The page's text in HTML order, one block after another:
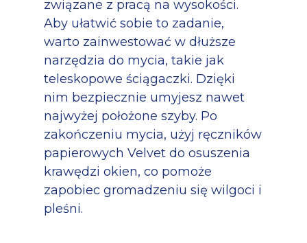
związane z pracą na wysokości.
Aby ułatwić sobie to zadanie,
warto zainwestować w dłuższe
narzędzia do mycia, takie jak
teleskopowe ściągaczki. Dzięki
nim bezpiecznie umyjesz nawet
najwyżej położone szyby. Po
zakończeniu mycia, użyj ręczników
papierowych Velvet do osuszenia
krawędzi okien, co pomoże
zapobiec gromadzeniu się wilgoci i
pleśni.